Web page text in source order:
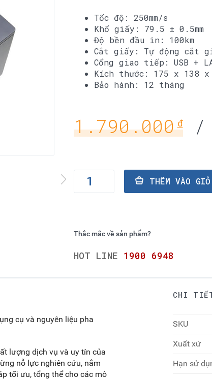
Tốc độ: 250mm/s
Khổ giấy: 79.5 ± 0.5mm
Độ bền đầu in: 100km
Cắt giấy: Tự động cắt
Cổng giao tiếp: USB +
Kích thước: 175 x 138 x
Bảo hành: 12 tháng
1.790.000 đ/
Thắc mắc về sản phẩm?
HOT LINE 1900 6948
cụ và nguyên liệu pha
lượng dịch vụ và uy tín của
nỗ lực nghiên cứu, nắm
tối ưu, tổng thể cho các mô
CHI
SKU
Xuất xứ
Hạn sử